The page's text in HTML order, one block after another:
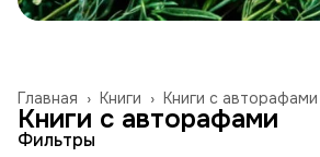
Книги с авторафами
Книги ›
Главная ›
Книги с авторафами
Фильтры